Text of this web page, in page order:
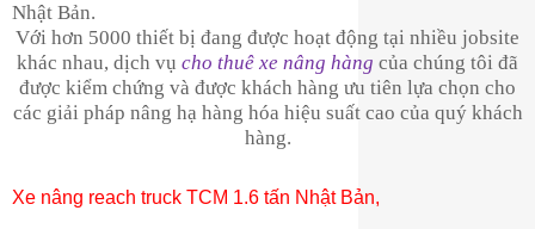
Nhật Bản.
Với hơn 5000 thiết bị đang được hoạt động tại nhiều jobsite
khác nhau, dịch vụ cho thuê xe nâng hàng của chúng tôi đã
được kiểm chứng và được khách hàng ưu tiên lựa chọn cho
các giải pháp nâng hạ hàng hóa hiệu suất cao của quý khách
hàng.
Xe nâng reach truck TCM 1.6 tấn Nhật Bản,